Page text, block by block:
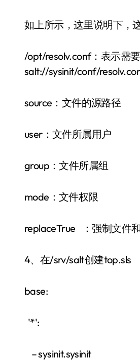
如上所示，这里说明下，
/opt/resolv.conf：表示需
salt://sysinit/conf/
source：文件的源路径
user：文件所属用户
group：文件所属组
mode：文件权限
replaceTrue ：强制文件
4、在/srv/salt创建top.sls
base:
'*':
– sysinit.sysinit